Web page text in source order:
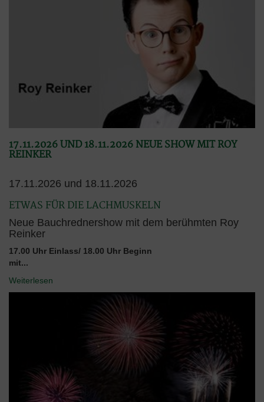
17.11.2026 UND 18.11.2026 NEUE SHOW MIT ROY
REINKER
17.11.2026 und 18.11.2026
ETWAS FÜR DIE LACHMUSKELN
Neue Bauchrednershow mit dem berühmten Roy
Reinker
17.00 Uhr Einlass/ 18.00 Uhr Beginn
mit...
Weiterlesen